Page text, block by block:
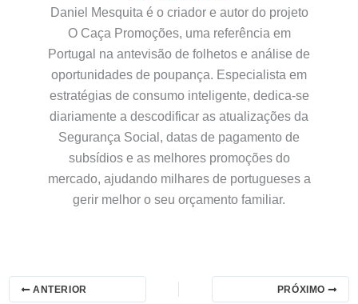
Daniel Mesquita é o criador e autor do projeto
O Caça Promoções, uma referência em
Portugal na antevisão de folhetos e análise de
oportunidades de poupança. Especialista em
estratégias de consumo inteligente, dedica-se
diariamente a descodificar as atualizações da
Segurança Social, datas de pagamento de
subsídios e as melhores promoções do
mercado, ajudando milhares de portugueses a
gerir melhor o seu orçamento familiar.
ANTERIOR PRÓXIMO